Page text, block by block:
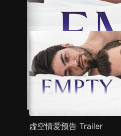
预告 推荐影片
虚空情爱预告 Trailer